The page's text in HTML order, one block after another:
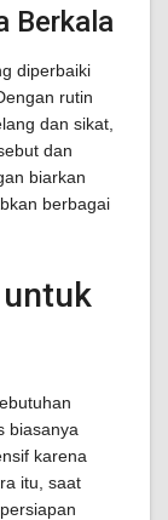
Berkala
diperbaiki
rutin
dan sikat,
dan
biarkan
berbagai
biasanya
karena
itu, saat